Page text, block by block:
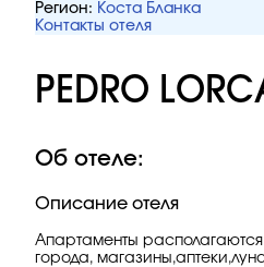
Регион: Коста Бланка
Контакты отеля
PEDRO
Об отеле:
Описание отеля
Апартаменты
города,